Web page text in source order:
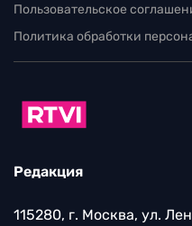
Пользовательское
Политика обработки
Редакция
115280, г. Москва, ул.